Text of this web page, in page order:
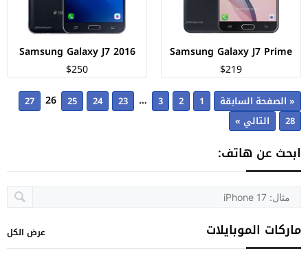
Samsung Galaxy J7 Prime
$219
Samsung Galaxy J7 2016
$250
« الصفحة السابقة 1
2
3
…
23
24
25
26
27
28
التالي »
ابحث عن هاتف:
ماركات الموبايلات عرض الكل